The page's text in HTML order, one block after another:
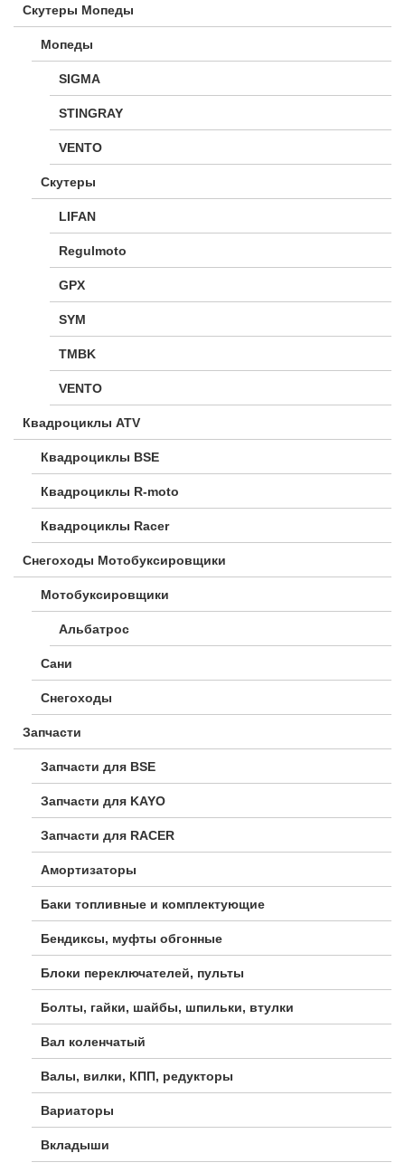
Скутеры Мопеды
Мопеды
SIGMA
STINGRAY
VENTO
Скутеры
LIFAN
Regulmoto
GPX
SYM
TMBK
VENTO
Квадроциклы ATV
Квадроциклы BSE
Квадроциклы R-moto
Квадроциклы Racer
Снегоходы Мотобуксировщики
Мотобуксировщики
Альбатрос
Сани
Снегоходы
Запчасти
Запчасти для BSE
Запчасти для KAYO
Запчасти для RACER
Амортизаторы
Баки топливные и комплектующие
Бендиксы, муфты обгонные
Блоки переключателей, пульты
Болты, гайки, шайбы, шпильки, втулки
Вал коленчатый
Валы, вилки, КПП, редукторы
Вариаторы
Вкладыши